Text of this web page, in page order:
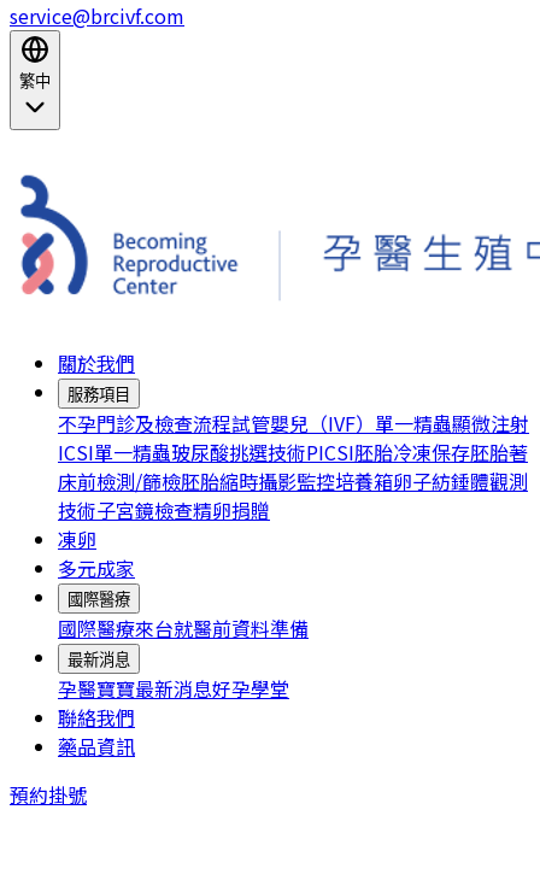
service@brcivf.com
繁中
關於我們
服務項目
不孕門診及檢查流程試管嬰兒（IVF） 單一精蟲顯微注射
ICSI單一精蟲玻尿酸挑選技術PICSI胚胎冷凍保存胚胎著
床前檢測/篩檢胚胎縮時攝影監控培養箱卵子紡錘體觀測
技術子宮鏡檢查精卵捐贈
凍卵
多元成家
國際醫療
國際醫療來台就醫前資料準備
最新消息
孕醫寶寶最新消息好孕學堂
聯絡我們
藥品資訊
預約掛號